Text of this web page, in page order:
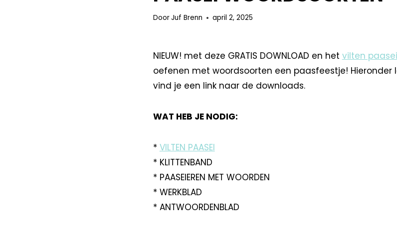
DoorJuf Brenn april 2, 2025
NIEUW! met deze GRATIS DOWNLOAD en het vilten paasei
oefenen met woordsoorten een paasfeestje! Hieronder
vind je een link naar de downloads.
WAT HEB JE NODIG:
* VILTEN PAASEI
* KLITTENBAND
* PAASEIEREN MET WOORDEN
* WERKBLAD
* ANTWOORDENBLAD